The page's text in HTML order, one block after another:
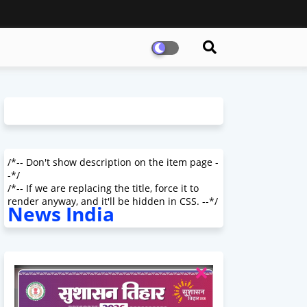
/*-- Don't show description on the item page -
-*/
/*-- If we are replacing the title, force it to
render anyway, and it'll be hidden in CSS. --*/
News India